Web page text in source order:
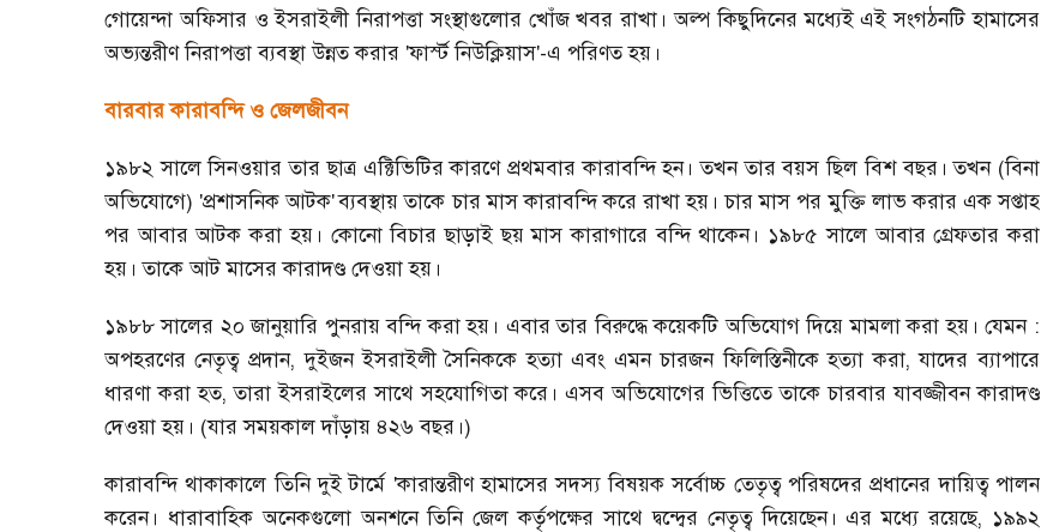
গোয়েন্দা অফিসার ও ইসরাইলী নিরাপত্তা সংস্থাগুলোর খোঁজ খবর রাখা। অল্প কিছুদিনের মধ্যেই এই সংগঠনটি হামাসের
অভ্যন্তরীণ নিরাপত্তা ব্যবস্থা উন্নত করার 'ফার্স্ট নিউক্লিয়াস'-এ পরিণত হয়।
বারবার কারাবন্দি ও জেলজীবন
১৯৮২ সালে সিনওয়ার তার ছাত্র এক্টিভিটির কারণে প্রথমবার কারাবন্দি হন। তখন তার বয়স ছিল বিশ বছর। তখন (বিনা
অভিযোগে) 'প্রশাসনিক আটক'ব্যবস্থায় তাকে চার মাস কারাবন্দি করে রাখা হয়। চার মাস পর মুক্তি লাভ করার এক সপ্তাহ
পর আবার আটক করা হয়। কোনো বিচার ছাড়াই ছয় মাস কারাগারে বন্দি থাকেন। ১৯৮৫ সালে আবার গ্রেফতার করা
হয়। তাকে আট মাসের কারাদণ্ড দেওয়া হয়।
১৯৮৮ সালের ২০ জানুয়ারি পুনরায় বন্দি করা হয়। এবার তার বিরুদ্ধে কয়েকটি অভিযোগ দিয়ে মামলা করা হয়। যেমন :
অপহরণের নেতৃত্ব প্রদান,দুইজন ইসরাইলী সৈনিককে হত্যা এবং এমন চারজন ফিলিস্তিনীকে হত্যা করা,যাদের ব্যাপারে
ধারণা করা হত,তারা ইসরাইলের সাথে সহযোগিতা করে। এসব অভিযোগের ভিত্তিতে তাকে চারবার যাবজ্জীবন কারাদণ্ড
দেওয়া হয়। (যার সময়কাল দাঁড়ায় ৪২৬ বছর।)
কারাবন্দি থাকাকালে তিনি দুই টার্মে 'কারান্তরীণ হামাসের সদস্য বিষয়ক সর্বোচ্চ তেতৃত্ব পরিষদের প্রধানের দায়িত্ব পালন
করেন। ধারাবাহিক অনেকগুলো অনশনে তিনি জেল কর্তৃপক্ষের সাথে দ্বন্দ্বের নেতৃত্ব দিয়েছেন। এর মধ্যে রয়েছে, ১৯৯২